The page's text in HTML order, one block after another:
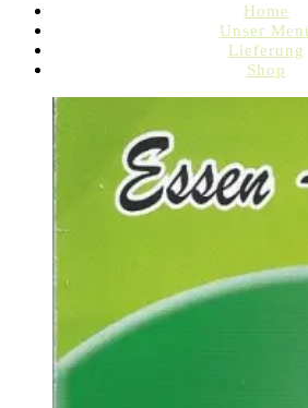
Home
Unser
Lieferung
Shop